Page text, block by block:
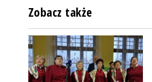
Zobacz także